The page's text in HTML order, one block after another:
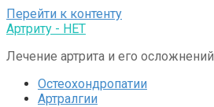
Перейти к контенту
Артриту - НЕТ
Лечение артрита и его осложнений
Остеохондропатии
Артралгии